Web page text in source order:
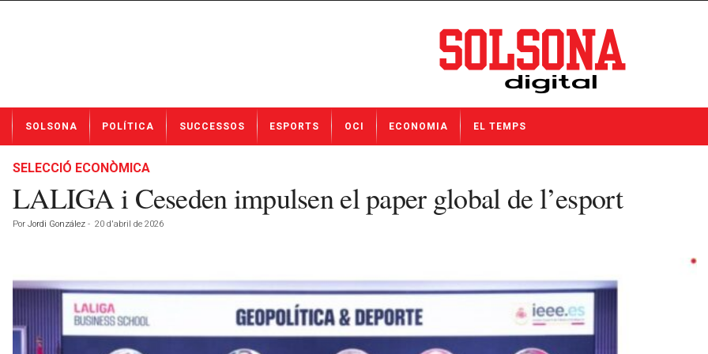
t
SOLSONA POLÍTICA SUCCESSOS ESPORTS OCI ECONOMIA EL TEMPS
SELECCIÓ ECONÒMICA
LALIGA i Ceseden impulsen el paper global de l’esport
Por Jordi González - 20 d'abril de 2026